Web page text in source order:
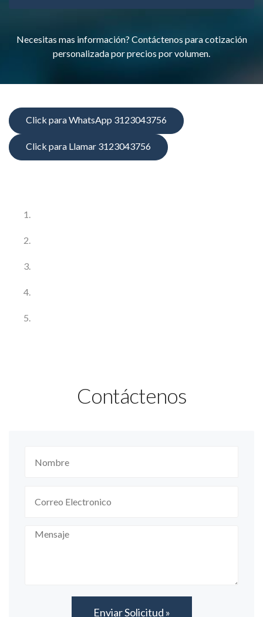
Necesitas mas información? Contáctenos para cotización
personalizada por precios por volumen.
Click para WhatsApp 3123043756
Click para Llamar 3123043756
Contáctenos